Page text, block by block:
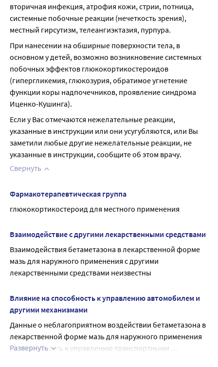
вторичная инфекция, атрофия кожи, стрии, потница,
системные побочные реакции (нечеткость зрения),
местный гирсутизм, телеангиэктазия, пурпура.
При нанесении на обширные поверхности тела, в
основном у детей, возможно возникновение системных
побочных эффектов глюкокортикостероидов
(гипергликемия, глюкозурия, обратимое угнетение
функции коры надпочечников, проявление синдрома
Иценко-Кушинга).
Если у Вас отмечаются нежелательные реакции,
указанные в инструкции или они усугубляются, или Вы
заметили любые другие нежелательные реакции, не
указанные в инструкции, сообщите об этом врачу.
Свернуть
Фармакотерапевтическая группа
глюкокортикостероид для местного применения
Взаимодействие с другими лекарственными средствами
Взаимодействия бетаметазона в лекарственной форме
мазь для наружного применения с другими
лекарственными средствами неизвестны
Влияние на способность к управлению автомобилем и
другими механизмами
Данные о неблагоприятном воздействии бетаметазона в
лекарственной форме мазь для наружного применения
на способность к управлению транспортными
Развернуть